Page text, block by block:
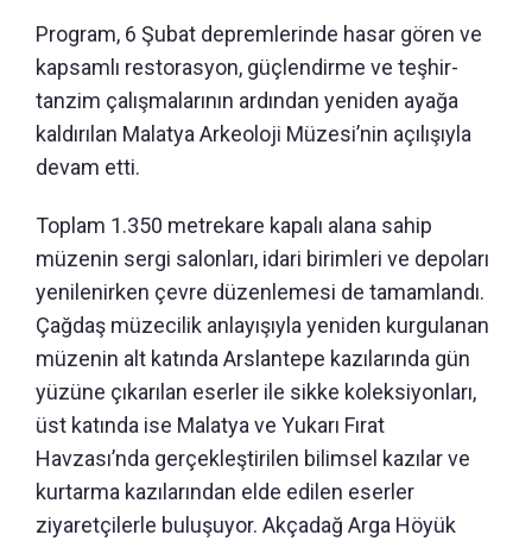
Program, 6 Şubat depremlerinde hasar gören ve
kapsamlı restorasyon, güçlendirme ve teşhir-
tanzim çalışmalarının ardından yeniden ayağa
kaldırılan Malatya Arkeoloji Müzesi’nin açılışıyla
devam etti.
Toplam 1.350 metrekare kapalı alana sahip
müzenin sergi salonları, idari birimleri ve depoları
yenilenirken çevre düzenlemesi de tamamlandı.
Çağdaş müzecilik anlayışıyla yeniden kurgulanan
müzenin alt katında Arslantepe kazılarında gün
yüzüne çıkarılan eserler ile sikke koleksiyonları,
üst katında ise Malatya ve Yukarı Fırat
Havzası’nda gerçekleştirilen bilimsel kazılar ve
kurtarma kazılarından elde edilen eserler
ziyaretçilerle buluşuyor. Akçadağ Arga Höyük